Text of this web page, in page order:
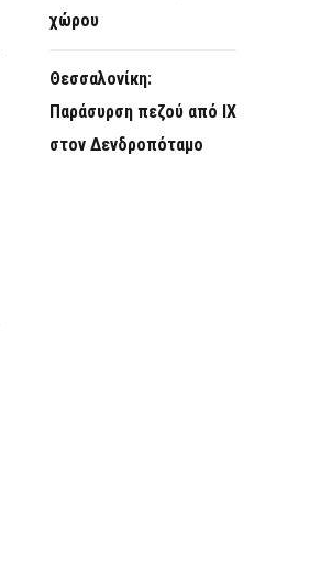
χώρου
Θεσσαλονίκη:
Παράσυρση πεζού από ΙΧ
στον Δενδροπόταμο